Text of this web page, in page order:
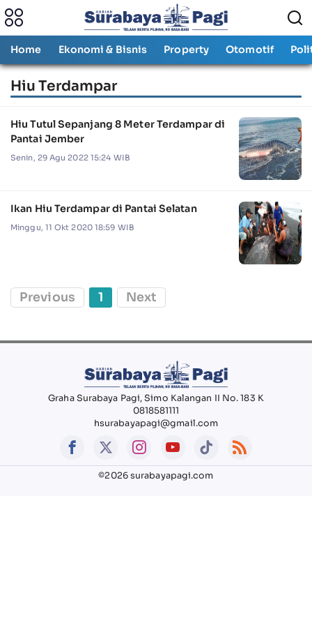
Home Ekonomi & Bisnis Property Otomotif
Hiu Terdampar
Hiu Tutul Sepanjang 8 Meter Terdampar di
Pantai Jember
Senin, 29 Agu 2022 15:24 WIB
Ikan Hiu Terdampar di Pantai Selatan
Minggu, 11 Okt 2020 18:59 WIB
Previous 1 Next
Graha Surabaya Pagi, Simo Kalangan II No. 183 K
0818581111
hsurabayapagi@gmail.com
©2026 surabayapagi.com